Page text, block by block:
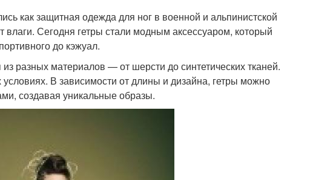
как защитная одежда для ног в военной и альпинистской
Сегодня гетры стали модным аксессуаром, который
до кэжуал.
разных материалов — от шерсти до синтетических тканей.
В зависимости от длины и дизайна, гетры можно
создавая уникальные образы.